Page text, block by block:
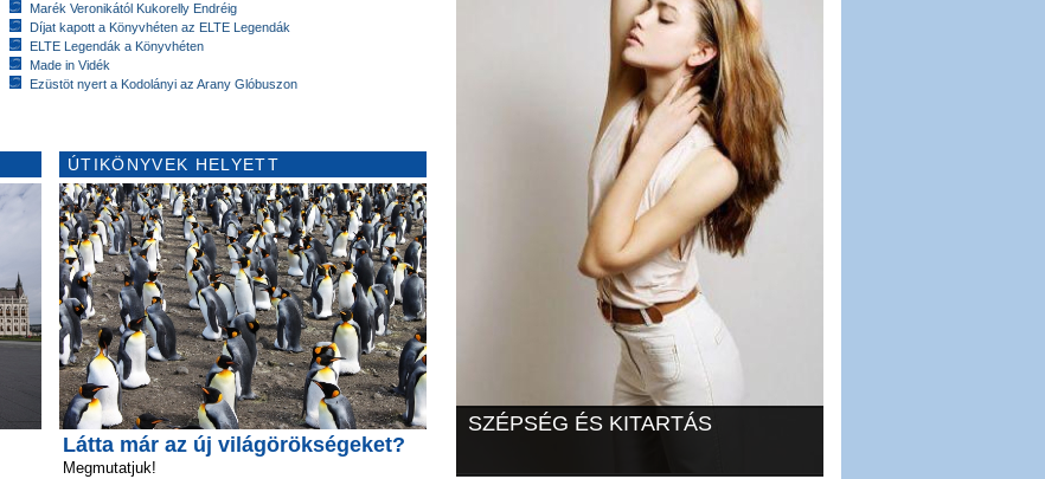
Marék Veronikától Kukorelly Endréig
Díjat kapott a Könyvhéten az ELTE Legendák
ELTE Legendák a Könyvhéten
Made in Vidék
Ezüstöt nyert a Kodolányi az Arany Glóbuszon
ÚTIKÖNYVEK HELYETT
Látta már az új világörökségeket?
Megmutatjuk!
SZÉPSÉG ÉS KITARTÁS